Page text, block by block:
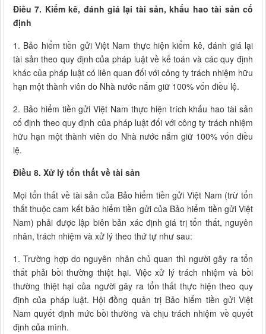
Điều 7. Kiểm kê, đánh giá lại tài sản, khấu hao tài sản cố
định
1. Bảo hiểm tiền gửi Việt Nam thực hiện kiểm kê, đánh giá lại
tài sản theo quy định của pháp luật về kế toán và các quy định
khác của pháp luật có liên quan đối với công ty trách nhiệm hữu
hạn một thành viên do Nhà nước nắm giữ 100% vốn điều lệ.
2. Bảo hiểm tiền gửi Việt Nam thực hiện trích khấu hao tài sản
cố định theo quy định của pháp luật đối với công ty trách nhiệm
hữu hạn một thành viên do Nhà nước nắm giữ 100% vốn điều
lệ.
Điều 8. Xử lý tổn thất về tài sản
Mọi tổn thất về tài sản của Bảo hiểm tiền gửi Việt Nam (trừ tổn
thất thuộc cam kết bảo hiểm tiền gửi của Bảo hiểm tiền gửi Việt
Nam) phải được lập biên bản xác định giá trị tổn thất, nguyên
nhân, trách nhiệm và xử lý theo thứ tự như sau:
1. Trường hợp do nguyên nhân chủ quan thì người gây ra tổn
thất phải bồi thường thiệt hại. Việc xử lý trách nhiệm và bồi
thường thiệt hại của người gây ra tổn thất thực hiện theo quy
định của pháp luật. Hội đồng quản trị Bảo hiểm tiền gửi Việt
Nam quyết định mức bồi thường và chịu trách nhiệm về quyết
định của mình.